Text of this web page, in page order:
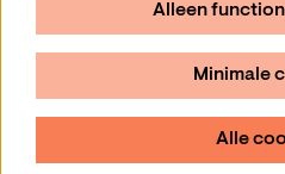
Alleen
Minimale
Alle